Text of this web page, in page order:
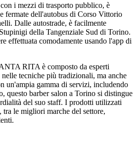
i mezzi di trasporto pubblico, è
fermate dell'autobus di Corso Vittorio
Dalle autostrade, è facilmente
della Tangenziale Sud di Torino.
effettuata comodamente usando l'app di
RITA è composto da esperti
tecniche più tradizionali, ma anche
un'ampia gamma di servizi, includendo
questo barber salon a Torino si distingue
del suo staff. I prodotti utilizzati
tra le migliori marche del settore,